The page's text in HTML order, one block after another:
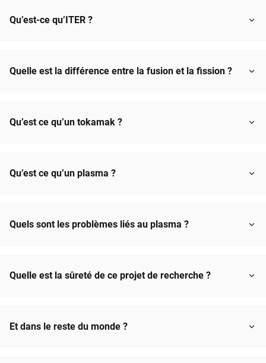
Qu’est-ce qu’ITER ?
Quelle est la différence entre la fusion et la fission ?
Qu’est ce qu’un tokamak ?
Qu’est ce qu’un plasma ?
Quels sont les problèmes liés au plasma ?
Quelle est la sûreté de ce projet de recherche ?
Et dans le reste du monde ?